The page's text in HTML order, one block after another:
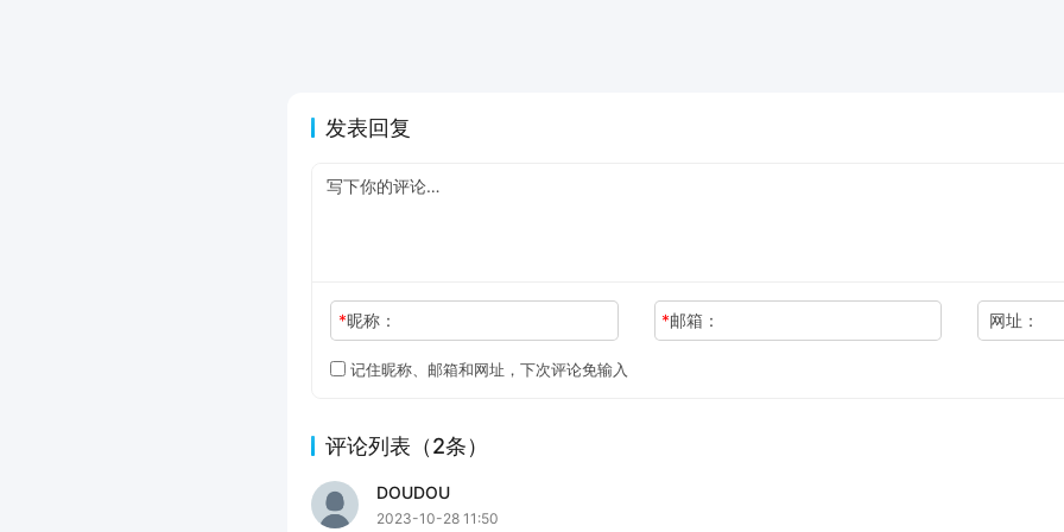
发表回复
*昵称： *邮箱： 网址：
记住昵称、邮箱和网址，下次评论免输入
评论列表（2条）
DOUDOU
2023-10-28 11:50